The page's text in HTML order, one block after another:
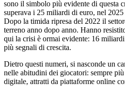
sono il simbolo più evidente di questa
superava i 25 miliardi di euro, nel
Dopo la timida ripresa del 2022 il
terreno anno dopo anno. Hanno
qui la crisi è ormai evidente: 16
più segnali di crescita.
Dietro questi numeri, si nasconde un
nelle abitudini dei giocatori: sempre
digitale, attratti da piattaforme online